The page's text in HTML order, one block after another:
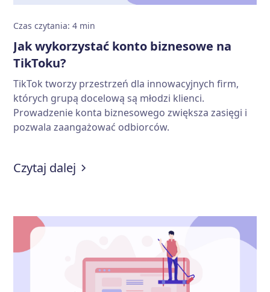
Czas czytania:4 min
Jak wykorzystać konto biznesowe na
TikToku?
TikTok tworzy przestrzeń dla innowacyjnych firm,
których grupą docelową są młodzi klienci.
Prowadzenie konta biznesowego zwiększa zasięgi i
pozwala zaangażować odbiorców.
Czytaj dalej :Jak wykorzystać konto biznesowe